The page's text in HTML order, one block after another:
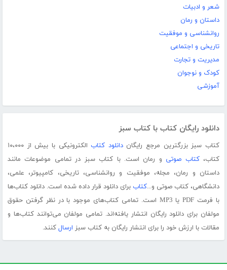
شعر و ادبیات
داستان و رمان
روانشناسی و موفقیت
تاریخی و اجتماعی
مدیریت و تجارت
کودک و نوجوان
آموزشی
دانلود رایگان کتاب با کتاب سبز
کتاب سبز بزرگترین مرجع رایگاندانلود کتاب
الکترونیکی با بیش از ۱۰،۰۰۰
کتاب،کتاب صوتی و رمان است. با کتاب سبز در تمامی موضوعات مانند
داستان و رمان، مجله، موفقیت و روانشناسی، تاریخی، کامپیوتر، علمی،
دانشگاهی، کتاب صوتی و...کتاب برای دانلود قرار داده شده است. دانلود کتاب‌ها
با فرمت PDF یا MP3 است. تمامی کتاب‌های موجود با در نظر گرفتن حقوق
مولفان برای دانلود رایگان انتشار یافته‌اند. تمامی مولفان می‌توانند کتاب‌ها و
مقالات با ارزش خود را برای انتشار رایگان به کتاب سبز ارسال کنند.